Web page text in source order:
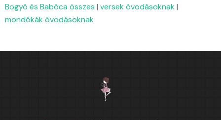
Bogyó és Babóca összes | versek óvodásoknak |
mondókák óvodásoknak